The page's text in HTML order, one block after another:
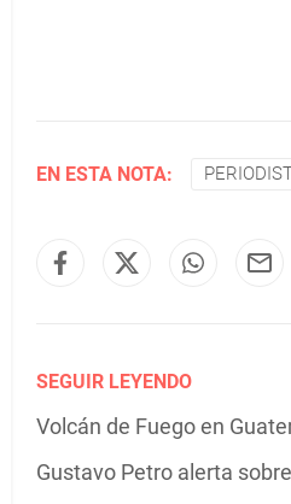
EN ESTA NOTA:
SEGUIR LEYENDO
Volcán de Fuego en
Gustavo Petro alerta